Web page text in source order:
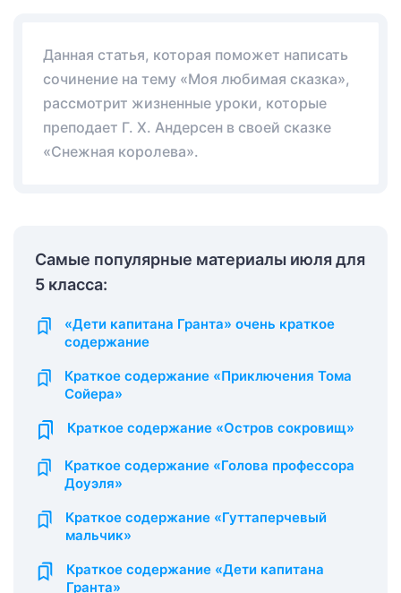
Данная статья, которая поможет написать
сочинение на тему «Моя любимая сказка»,
рассмотрит жизненные уроки, которые
преподает Г. Х. Андерсен в своей сказке
«Снежная королева».
Самые популярные материалы июля для
5 класса:
«Дети капитана Гранта» очень краткое
содержание
Краткое содержание «Приключения Тома
Сойера»
Краткое содержание «Остров сокровищ»
Краткое содержание «Голова профессора
Доуэля»
Краткое содержание «Гуттаперчевый
мальчик»
Краткое содержание «Дети капитана
Гранта»